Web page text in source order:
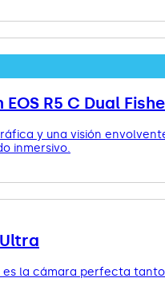
R5 C Dual
y una visión
inmersivo.
es la cámara perfecta